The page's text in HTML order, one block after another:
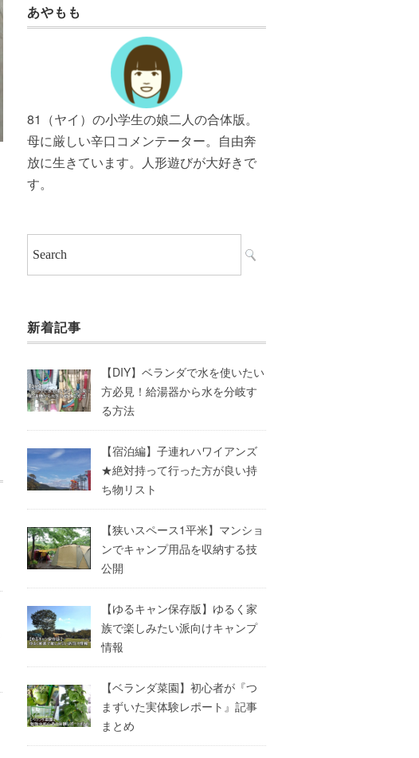
あやもも
81（ヤイ）の小学生の娘二人の合体版。
母に厳しい辛口コメンテーター。自由奔
放に生きています。人形遊びが大好きで
す。
新着記事
【DIY】ベランダで水を使いたい
方必見！給湯器から水を分岐す
る方法
【宿泊編】子連れハワイアンズ
★絶対持って行った方が良い持
ち物リスト
【狭いスペース1平米】マンショ
ンでキャンプ用品を収納する技
公開
【ゆるキャン保存版】ゆるく家
族で楽しみたい派向けキャンプ
情報
【ベランダ菜園】初心者が『つ
まずいた実体験レポート』記事
まとめ